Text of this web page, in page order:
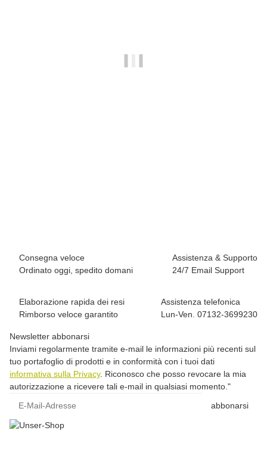
Consegna veloce
Ordinato oggi, spedito domani
Assistenza & Supporto
24/7 Email Support
Elaborazione rapida dei resi
Rimborso veloce garantito
Assistenza telefonica
Lun-Ven. 07132-3699230
Newsletter abbonarsi
Inviami regolarmente tramite e-mail le informazioni più recenti sul
tuo portafoglio di prodotti e in conformità con i tuoi dati
informativa sulla Privacy. Riconosco che posso revocare la mia
autorizzazione a ricevere tali e-mail in qualsiasi momento."
abbonarsi